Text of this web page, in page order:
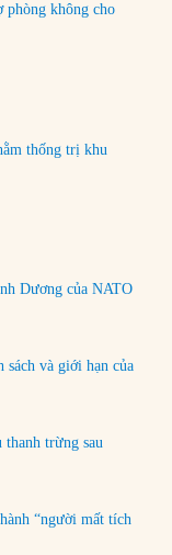
không cho
thống trị khu
Dương của NATO
và giới hạn của
thanh trừng sau
“người mất tích